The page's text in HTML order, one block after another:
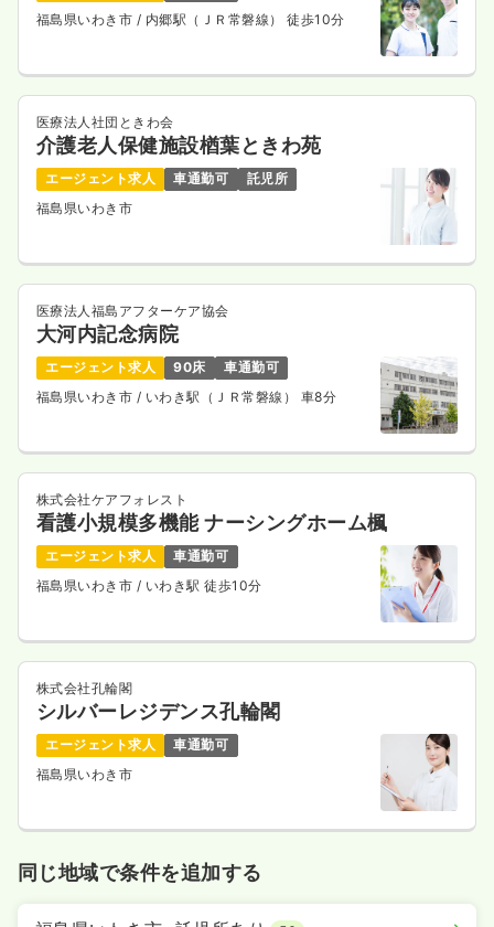
福島県いわき市 / 内郷駅（ＪＲ常磐線） 徒歩10分
医療法人社団ときわ会
介護老人保健施設楢葉ときわ苑
エージェント求人 車通勤可
託児所
福島県いわき市
医療法人福島アフターケア協会
大河内記念病院
エージェント求人 90床
車通勤可
福島県いわき市 / いわき駅（ＪＲ常磐線） 車8分
株式会社ケアフォレスト
看護小規模多機能 ナーシングホーム楓
エージェント求人
車通勤可
福島県いわき市 / いわき駅 徒歩10分
株式会社孔輪閣
シルバーレジデンス孔輪閣
エージェント求人
車通勤可
福島県いわき市
同じ地域で条件を追加する